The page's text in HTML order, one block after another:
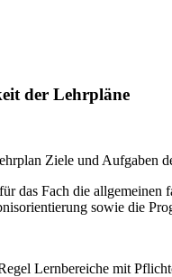
der Lehrpläne
Ziele und Aufgaben
das Fach die allgemeinen
sowie die
Lernbereiche mit